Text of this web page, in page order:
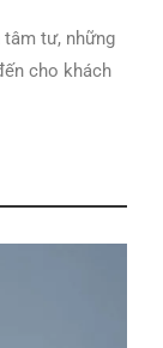
tâm tư, những
cho khách